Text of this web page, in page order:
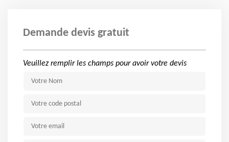
Demande devis gratuit
Veuillez remplir les champs pour avoir votre devis